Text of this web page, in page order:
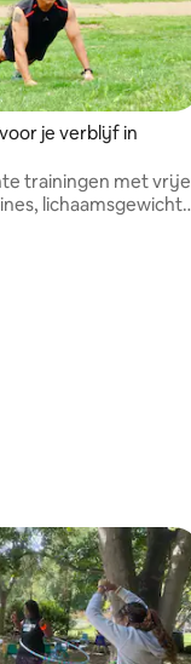
je verblijf in
trainingen met vrije
lichaamsgewicht